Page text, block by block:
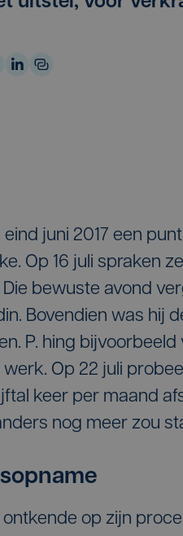
eind juni 2017 een
Op 16 juli spraken
bewuste avond
Bovendien was hij
P. hing
Op 22 juli
keer per maand
nog meer zou
ontkende op zijn